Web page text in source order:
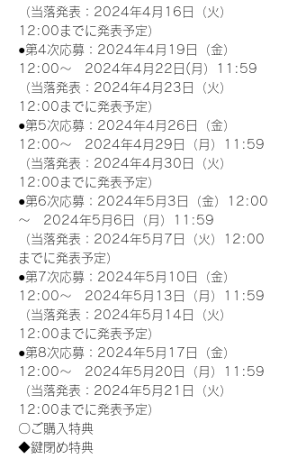
（当落発表：2024年4月16日（火）
12:00までに発表予定）
●第4次応募：2024年4月19日（金）
12:00～　2024年4月22日(月）11:59
（当落発表：2024年4月23日（火）
12:00までに発表予定）
●第5次応募：2024年4月26日（金）
12:00～　2024年4月29日（月）11:59
（当落発表：2024年4月30日（火）
12:00までに発表予定）
●第6次応募：2024年5月3日（金）12:00
～　2024年5月6日（月）11:59
（当落発表：2024年5月7日（火）12:00
までに発表予定）
●第7次応募：2024年5月10日（金）
12:00～　2024年5月13日（月）11:59
（当落発表：2024年5月14日（火）
12:00までに発表予定）
●第8次応募：2024年5月17日（金）
12:00～　2024年5月20日（月）11:59
（当落発表：2024年5月21日（火）
12:00までに発表予定）
〇ご購入特典
◆鍵閉め特典